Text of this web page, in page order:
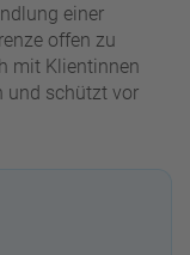
einer
offen zu
mit Klientinnen
und schützt vor